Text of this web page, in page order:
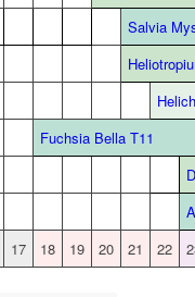
Salvia
Fuchsia Bella T11
17 18 19 20 21 22